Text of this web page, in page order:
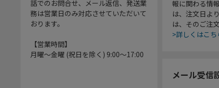
話でのお問合せ、メール返信、発送業
務は営業日のみ対応させていただいて
おります。
【営業時間】
月曜～金曜 (祝日を除く) 9:00～17:00
報に関わる情
は、注文日よ
は、そのご注
>詳しくはこち
メール受信